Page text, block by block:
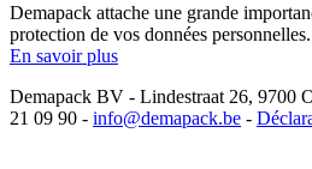
Demapack attache une grande
protection de vos données personnelles.
En savoir plus
Demapack BV - Lindestraat 26, 9700
21 09 90 - info@demapack.be -